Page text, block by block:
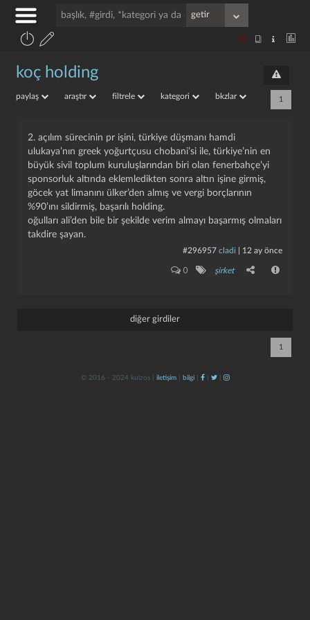
koç holding
paylaş araştır filtrele kategori bkzlar 1
2. açılım sürecinin pr işini, türkiye düşmanı hamdi
ulukaya’nın greek yoğurtçusu chobani’si ile, türkiye’nin en
büyük sivil toplum kuruluşlarından biri olan fenerbahçe’yi
sponsorluk altında eklemledikten sonra altın işine girmiş,
göcek yat limanını ülker’den almış ve vergi borçlarının
%90’ını sildirmiş, başarılı holding.
oğulları ali’den bile bir şekilde verim almayı başarmış olmaları
takdire şayan.
#296957 cladi 12 ay önce
0 şirket
diğer girdiler
1
© 2016 - 2024 kulzos | iletişim| bilgi| | |